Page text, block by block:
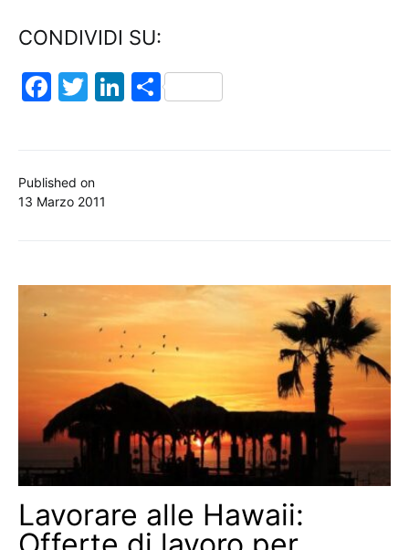
Published on
13 Marzo 2011
CONDIVIDI SU:
Facebook
TwitterLinkedIn
Condividi
Lavorare alle Hawaii: